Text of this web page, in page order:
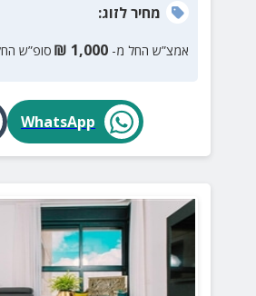
מחירלזוג:
אמצ”ש החל מ- 1,000
₪ סופ”ש
WhatsApp